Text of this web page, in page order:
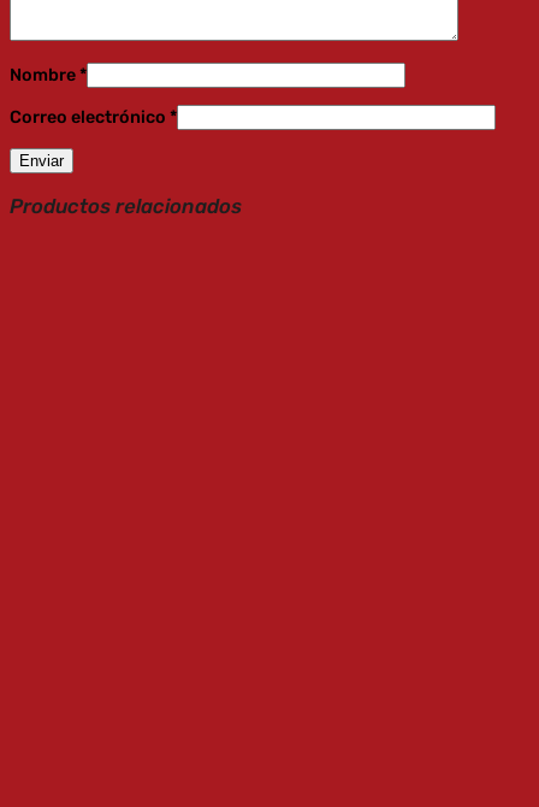
Nombre*
Correo electrónico *
Productos relacionados